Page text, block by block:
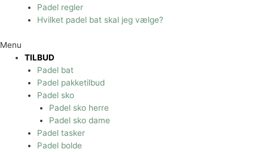
Padel regler
Hvilket padel bat skal jeg vælge?
Menu
TILBUD
Padel bat
Padel pakketilbud
Padel sko
Padel sko herre
Padel sko dame
Padel tasker
Padel bolde